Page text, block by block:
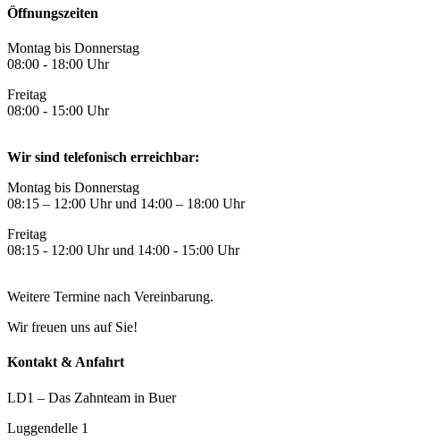
Öffnungszeiten
Montag bis Donnerstag
08:00 - 18:00 Uhr
Freitag
08:00 - 15:00 Uhr
Wir sind telefonisch erreichbar:
Montag bis Donnerstag
08:15 – 12:00 Uhr und 14:00 – 18:00 Uhr
Freitag
08:15 - 12:00 Uhr und 14:00 - 15:00 Uhr
Weitere Termine nach Vereinbarung.
Wir freuen uns auf Sie!
Kontakt & Anfahrt
LD1 – Das Zahnteam in Buer
Luggendelle 1